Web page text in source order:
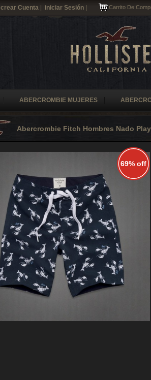
crear Cuenta iniciar Sesión Carrito De
ABERCROMBIE MUJERES
Abercrombie Fitch Hombres Nado
69% off